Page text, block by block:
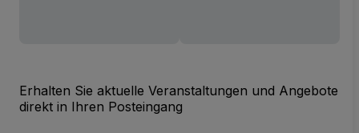
Erhalten Sie aktuelle Veranstaltungen und Angebote
direkt in Ihren Posteingang